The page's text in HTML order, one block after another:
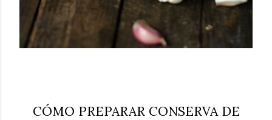
CÓMO PREPARAR CONSERVA DE